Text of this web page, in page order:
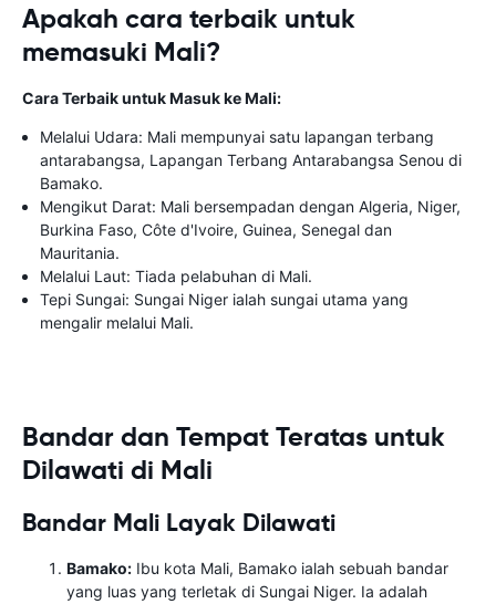
Apakah cara terbaik untuk
memasuki Mali?
Cara Terbaik untuk Masuk ke Mali:
Melalui Udara: Mali mempunyai satu lapangan terbang
antarabangsa, Lapangan Terbang Antarabangsa Senou di
Bamako.
Mengikut Darat: Mali bersempadan dengan Algeria, Niger,
Burkina Faso, Côte d'Ivoire, Guinea, Senegal dan
Mauritania.
Melalui Laut: Tiada pelabuhan di Mali.
Tepi Sungai: Sungai Niger ialah sungai utama yang
mengalir melalui Mali.
Bandar dan Tempat Teratas untuk
Dilawati di Mali
Bandar Mali Layak Dilawati
Bamako: Ibu kota Mali, Bamako ialah sebuah bandar
yang luas yang terletak di Sungai Niger. Ia adalah